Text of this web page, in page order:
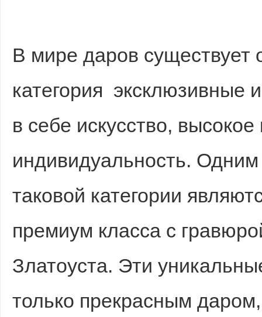
В мире даров существует
категория эксклюзивные
в себе искусство, высокое
индивидуальность. Одним
таковой категории
премиум класса с
Златоуста. Эти
только прекрасным